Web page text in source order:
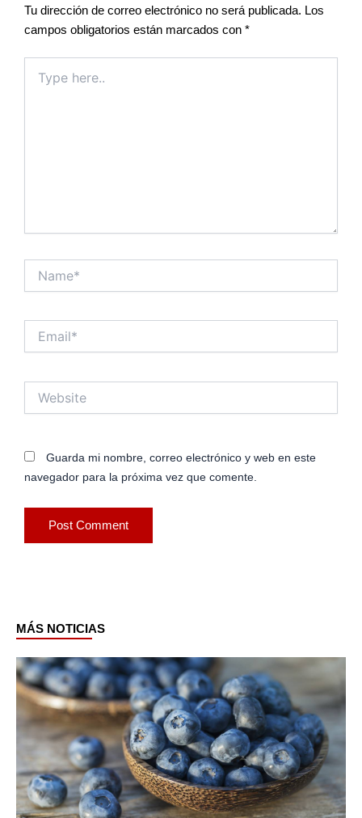
Tu dirección de correo electrónico no será publicada. Los
campos obligatorios están marcados con *
here..
Guarda mi nombre, correo electrónico y web en este
navegador para la próxima vez que comente.
MÁS NOTICIAS
PagePagePage Page